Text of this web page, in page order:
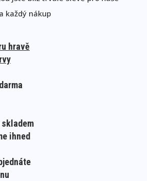
každý nákup
hravě
skladem
ihned